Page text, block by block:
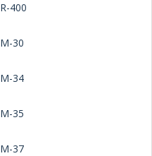
R-400
M-30
M-34
M-35
M-37